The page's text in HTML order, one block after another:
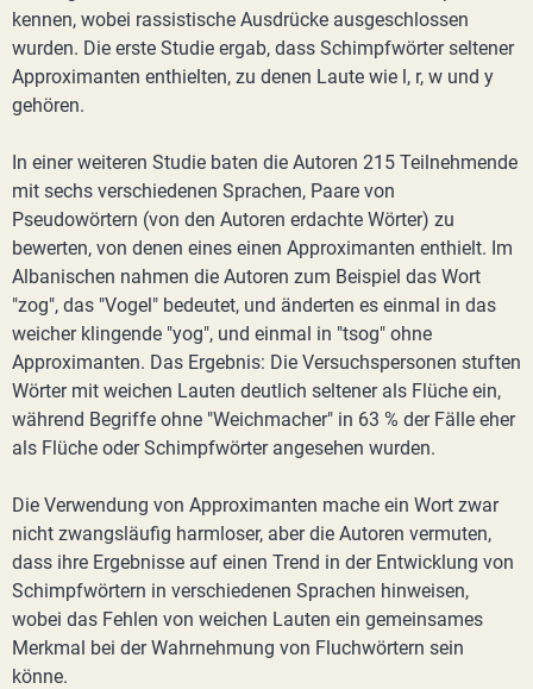
kennen, wobei rassistische Ausdrücke ausgeschlossen
wurden. Die erste Studie ergab, dass Schimpfwörter seltener
Approximanten enthielten, zu denen Laute wie l, r, w und y
gehören.
In einer weiteren Studie baten die Autoren 215 Teilnehmende
mit sechs verschiedenen Sprachen, Paare von
Pseudowörtern (von den Autoren erdachte Wörter) zu
bewerten, von denen eines einen Approximanten enthielt. Im
Albanischen nahmen die Autoren zum Beispiel das Wort
"zog", das "Vogel" bedeutet, und änderten es einmal in das
weicher klingende "yog", und einmal in "tsog" ohne
Approximanten. Das Ergebnis: Die Versuchspersonen stuften
Wörter mit weichen Lauten deutlich seltener als Flüche ein,
während Begriffe ohne "Weichmacher" in 63 % der Fälle eher
als Flüche oder Schimpfwörter angesehen wurden.
Die Verwendung von Approximanten mache ein Wort zwar
nicht zwangsläufig harmloser, aber die Autoren vermuten,
dass ihre Ergebnisse auf einen Trend in der Entwicklung von
Schimpfwörtern in verschiedenen Sprachen hinweisen,
wobei das Fehlen von weichen Lauten ein gemeinsames
Merkmal bei der Wahrnehmung von Fluchwörtern sein
könne.